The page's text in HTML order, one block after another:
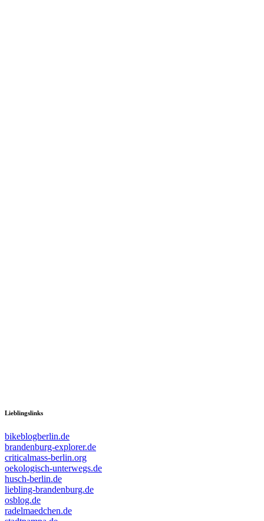
Lieblingslinks
bikeblogberlin.de
brandenburg-explorer.de
criticalmass-berlin.org
oekologisch-unterwegs.de
husch-berlin.de
liebling-brandenburg.de
osblog.de
radelmaedchen.de